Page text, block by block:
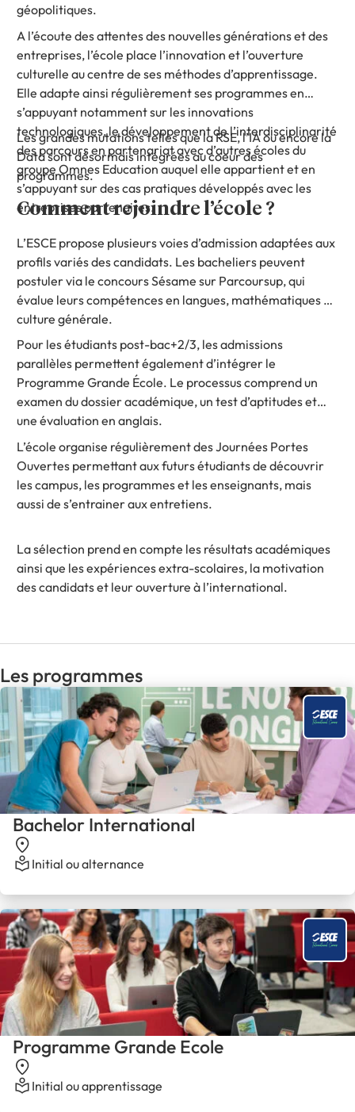
géopolitiques.
A l’écoute des attentes des nouvelles générations et des
entreprises, l’école place l’innovation et l’ouverture
culturelle au centre de ses méthodes d’apprentissage.
Elle adapte ainsi régulièrement ses programmes en
s’appuyant notamment sur les innovations
technologiques, le développement de l’interdisciplinarité
des parcours en partenariat avec d’autres écoles du
groupe Omnes Education auquel elle appartient et en
s’appuyant sur des cas pratiques développés avec les
entreprises partenaires.
Les grandes mutations telles que la RSE, l’IA ou encore la
Data sont désormais intégrées au coeur des
programmes.
Comment rejoindre l’école ?
L’ESCE propose plusieurs voies d’admission adaptées aux
profils variés des candidats. Les bacheliers peuvent
postuler via le concours Sésame sur Parcoursup, qui
évalue leurs compétences en langues, mathématiques et
culture générale.
Pour les étudiants post-bac+2/3, les admissions
parallèles permettent également d’intégrer le
Programme Grande École. Le processus comprend un
examen du dossier académique, un test d’aptitudes et
une évaluation en anglais.
L’école organise régulièrement des Journées Portes
Ouvertes permettant aux futurs étudiants de découvrir
les campus, les programmes et les enseignants, mais
aussi de s’entrainer aux entretiens.
La sélection prend en compte les résultats académiques
ainsi que les expériences extra-scolaires, la motivation
des candidats et leur ouverture à l’international.
Les programmes
Bachelor International
Initial ou alternance
Programme Grande Ecole
Initial ou apprentissage